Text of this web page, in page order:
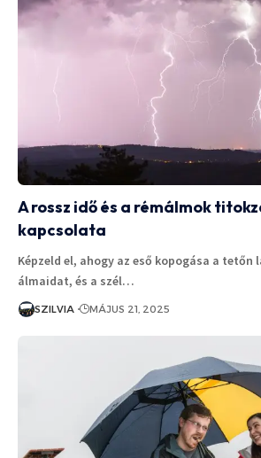
A rossz idő és a rémálmok
kapcsolata
Képzeld el, ahogy az eső kopogása a tetőn
álmaidat, és a szél…
SZILVIA MÁJUS 21, 2025